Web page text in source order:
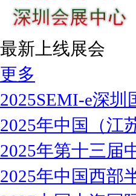
最新上线展会
更多
2025SEMI-e深
2025年中国（江
2025年第十三届
2025年中国西部